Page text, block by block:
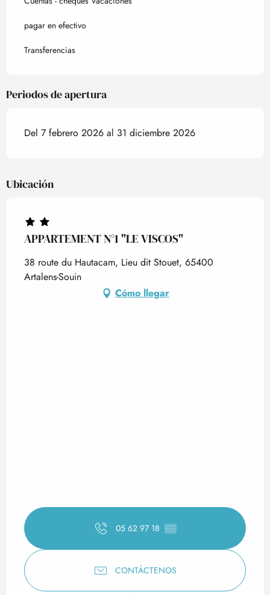
pagar en efectivo
Transferencias
Periodos de apertura
Del 7 febrero 2026 al 31 diciembre 2026
Ubicación
APPARTEMENT N°1 "LE VISCOS"
38 route du Hautacam, Lieu dit Stouet, 65400
Artalens-Souin
Cómo llegar
05 62 97 18 ▒▒
CONTÁCTENOS